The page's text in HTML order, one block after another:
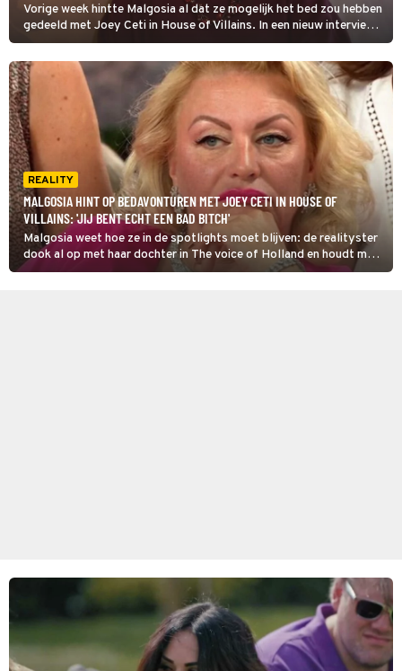
Vorige week hintte Malgosia al dat ze mogelijk het bed zou hebben
gedeeld met Joey Ceti in House of Villains. In een nieuw interview
geeft ze meer duidelijkheid.
REALITY
MALGOSIA HINT OP BEDAVONTUREN MET JOEY CETI IN HOUSE OF
VILLAINS: 'JIJ BENT ECHT EEN BAD BITCH'
Malgosia weet hoe ze in de spotlights moet blijven: de realityster
dook al op met haar dochter in The voice of Holland en houdt met
haar deelname aan House of villains ook de gemoederen bezig. Ze